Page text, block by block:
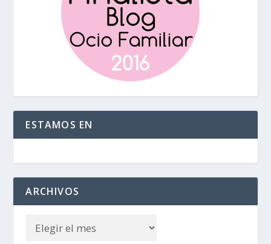
ESTAMOS EN
ARCHIVOS